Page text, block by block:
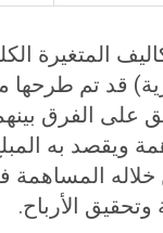
المتغيرة
قد تم طرحها
على الفرق
ويقصد به
المساهمة
وتحقيق الأرباح.